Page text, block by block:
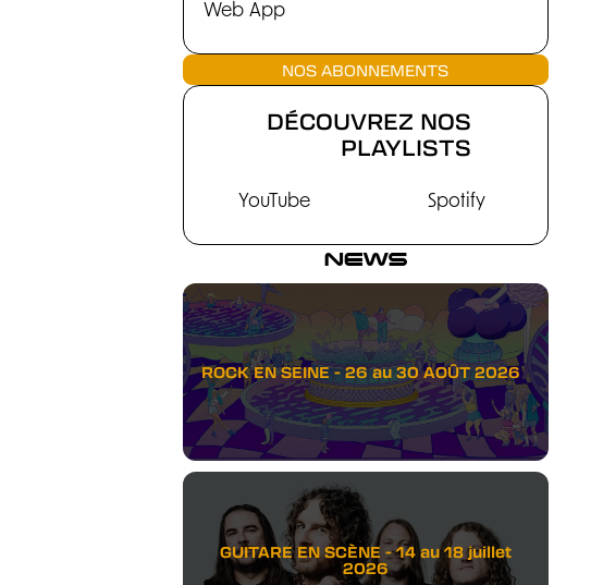
Web App
NOS ABONNEMENTS
DÉCOUVREZ NOS
PLAYLISTS
YouTube Spotify
NEWS
ROCK EN SEINE - 26 au 30 AOÛT 2026
GUITARE EN SCÈNE - 14 au 18 juillet
2026